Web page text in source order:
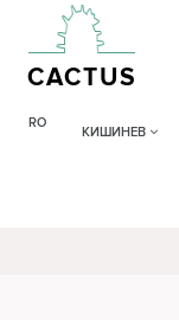
CACTUS
RO
КИШИНЕВ